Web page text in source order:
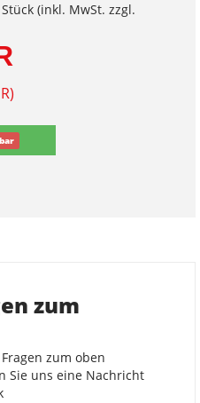
(inkl. MwSt. zzgl.
zum
zum oben
Sie uns eine Nachricht